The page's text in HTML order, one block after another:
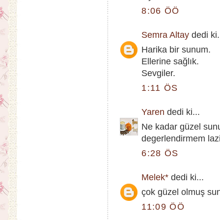
8:06 ÖÖ
Semra Altay dedi
Harika bir sunum.
Ellerine sağlık.
Sevgiler.
1:11 ÖS
Yaren dedi ki...
Ne kadar güzel
degerlendirmem
6:28 ÖS
Melek* dedi ki...
çok güzel olmuş
11:09 ÖÖ